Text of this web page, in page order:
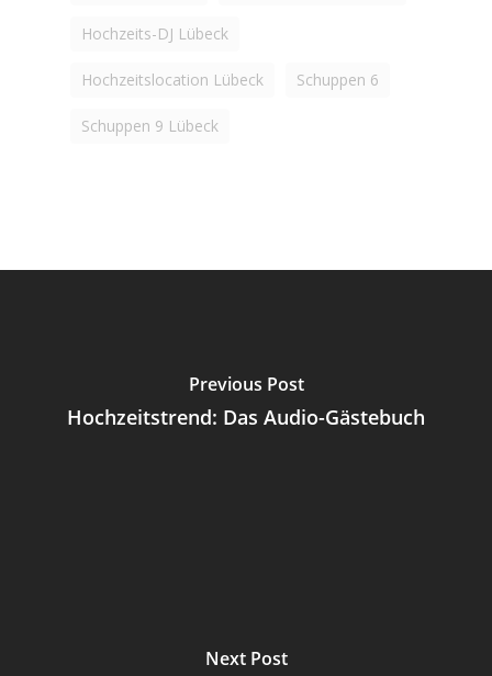
Hochzeits-DJ Lübeck
Hochzeitslocation Lübeck Schuppen 6
Schuppen 9 Lübeck
Previous Post
Hochzeitstrend: Das Audio-Gästebuch
Next Post